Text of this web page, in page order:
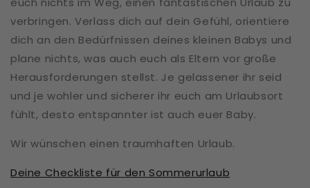
verbringen. Verlass dich auf dein Gefühl, orientiere
dich an den Bedürfnissen deines kleinen Babys und
plane nichts, was auch euch als Eltern vor große
Herausforderungen stellst. Je gelassener ihr seid
und je wohler und sicherer ihr euch am Urlaubsort
fühlt, desto entspannter ist auch euer Baby.
Wir wünschen einen traumhaften Urlaub.
Deine Checkliste für den Sommerurlaub